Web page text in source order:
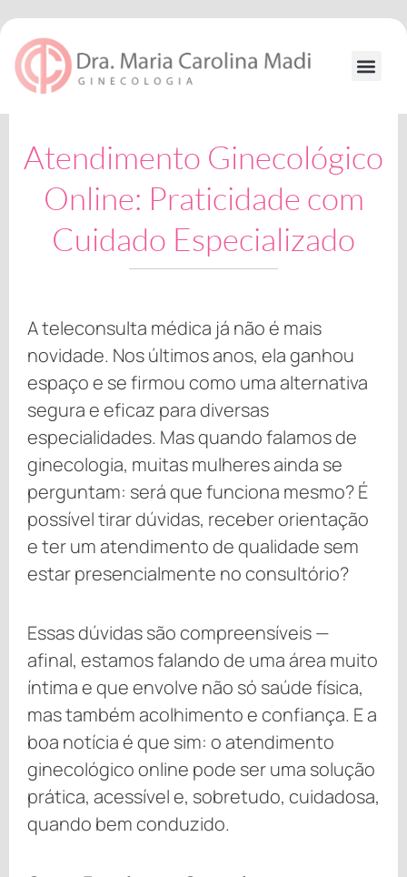
para
conteúdo
Atendimento Ginecológico
Online: Praticidade com
Cuidado Especializado
A teleconsulta médica já não é mais
novidade. Nos últimos anos, ela ganhou
espaço e se firmou como uma alternativa
segura e eficaz para diversas
especialidades. Mas quando falamos de
ginecologia, muitas mulheres ainda se
perguntam: será que funciona mesmo? É
possível tirar dúvidas, receber orientação
e ter um atendimento de qualidade sem
estar presencialmente no consultório?
Essas dúvidas são compreensíveis —
afinal, estamos falando de uma área muito
íntima e que envolve não só saúde física,
mas também acolhimento e confiança. E a
boa notícia é que sim: o atendimento
ginecológico online pode ser uma solução
prática, acessível e, sobretudo, cuidadosa,
quando bem conduzido.